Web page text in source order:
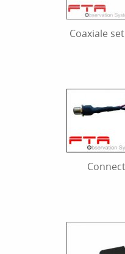
Coaxiale